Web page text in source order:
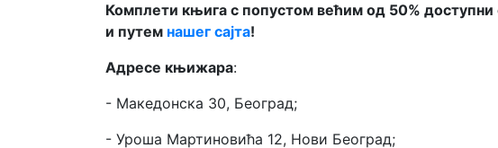
Комплети књига с попустом већим од 50%
и путем нашег сајта!
Адресе књижара:
- Македонска 30, Београд;
- Уроша Мартиновића 12, Нови Београд;